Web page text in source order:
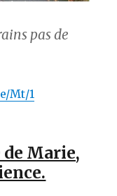
pas de
Mt/1
Marie,